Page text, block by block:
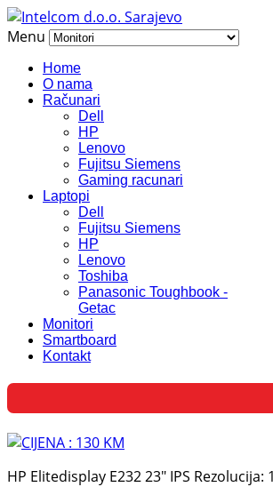
Menu
Home
O nama
Računari
Dell
HP
Lenovo
Fujitsu Siemens
Gaming racunari
Laptopi
Dell
Fujitsu Siemens
HP
Lenovo
Toshiba
Panasonic Toughbook -
Getac
Monitori
Smartboard
Kontakt
HP Elitedisplay E232 23" IPS